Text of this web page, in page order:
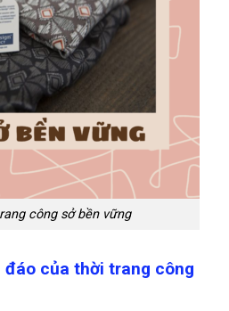
công sở bền vững
đáo của thời trang công